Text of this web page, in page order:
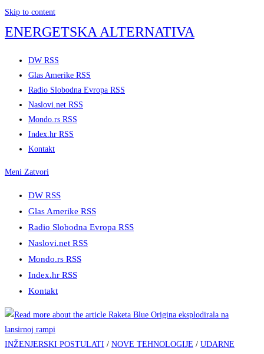
Skip to content
ENERGETSKA ALTERNATIVA
DW RSS
Glas Amerike RSS
Radio Slobodna Evropa RSS
Naslovi.net RSS
Mondo.rs RSS
Index.hr RSS
Kontakt
Meni Zatvori
DW RSS
Glas Amerike RSS
Radio Slobodna Evropa RSS
Naslovi.net RSS
Mondo.rs RSS
Index.hr RSS
Kontakt
INŽENJERSKI POSTULATI / NOVE TEHNOLOGIJE / UDARNE